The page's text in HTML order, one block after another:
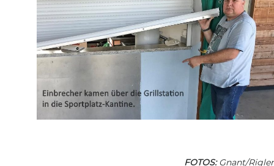
FOTOS:Gnant/Rigler